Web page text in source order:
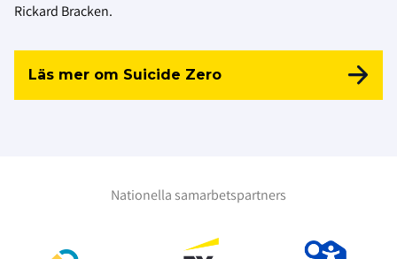
Rickard Bracken.
Läs mer om Suicide Zero
Nationella samarbetspartners